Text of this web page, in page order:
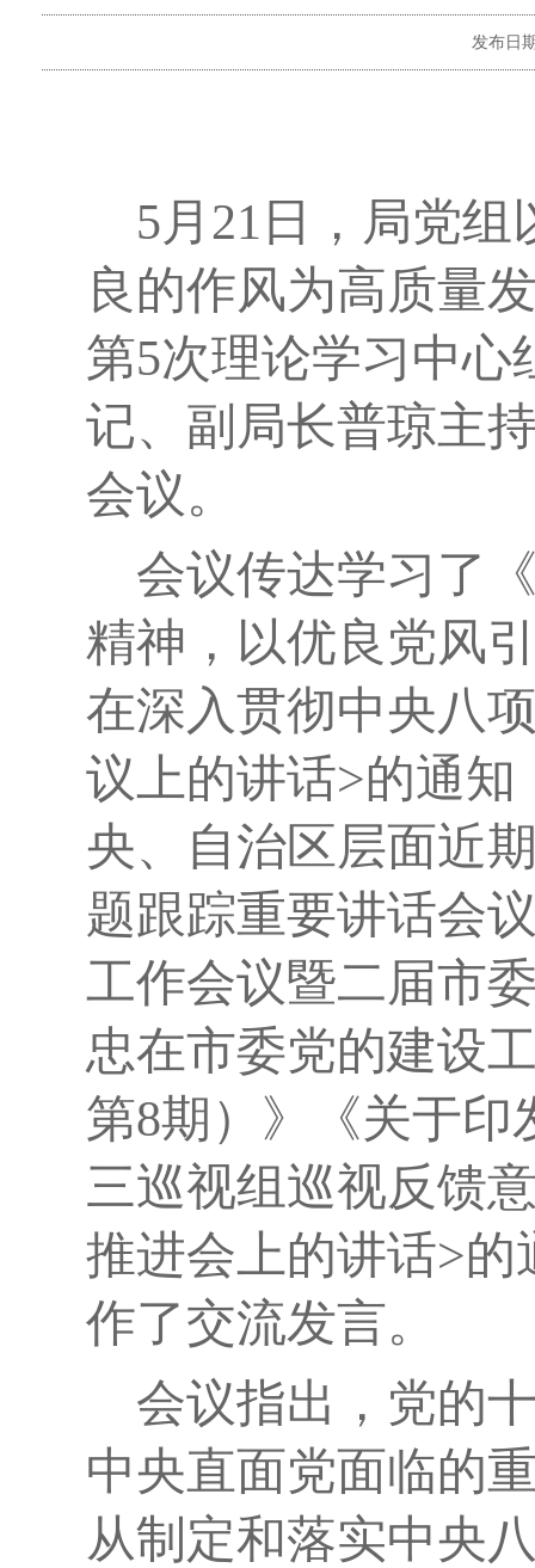
发布日
5月 21 日，局党组
良的作风为高质量
第5次理论学习中心
记、副局长普琼主
会议。
会议传达学习了
精神，以优良党风
在深入贯彻中央八
议上的讲话>的通知
央、自治区层面近
题跟踪重要讲话会
工作会议暨二届市
忠在市委党的建设
第8期） 》《关于印
三巡视组巡视反馈
推进会上的讲话>的
作了交流发言。
会议指出，党的
中央直面党面临的
从制定和落实中央